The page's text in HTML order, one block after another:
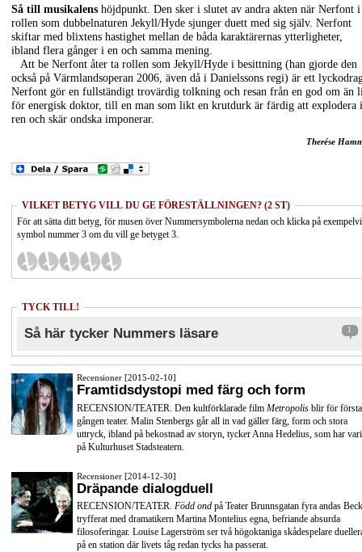
Så till musikalens höjdpunkt. Den sker i slutet av andra akten när Nerfont i
rollen som dubbelnaturen Jekyll/Hyde sjunger duett med sig själv. Nerfont
skiftar med blixtens hastighet mellan de båda karaktärernas ytterligheter,
ibland flera gånger i en och samma mening.
Att be Nerfont åter ta rollen som Jekyll/Hyde i besittning (han gjorde den
också på Värmlandsoperan 2006, även då i Danielssons regi) är ett
Nerfont gör en fullständigt trovärdig tolkning och resan från en god om än
för energisk doktor, till en man som likt en krutdurk är färdig att explodera i
ren och skär ondska imponerar.
Therése
VILKET BETYG VILL DU GE FÖRESTÄLLNINGEN? (2 ST)
För att sätta ditt betyg, för musen över Nummersymbolerna nedan och klicka på
symbol nummer 3 om du vill ge betyget 3.
TYCK TILL!
Så här tycker Nummers läsare 1
Recensioner [2015-02-10]
Framtidsdystopi med färg och form
RECENSION/TEATER. Den kultförklarade film Metropolis blir för första
gången teater. Malin Stenbergs går all in vad gäller färg, form och stora
uttryck, ibland på bekostnad av storyn, tycker Anna Hedelius, som har
på Kulturhuset Stadsteatern.
Recensioner [2014-12-30]
Dräpande dialogduell
RECENSION/TEATER. Född ond på Teater Brunnsgatan fyra andas
tryfferat med dramatikern Martina Montelius egna, befriande absurda
filosoferingar. Louise Lagerström ser två högoktaniga skådespelare
på en station där livets tåg redan tycks ha passerat.